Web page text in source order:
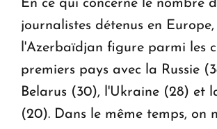
En ce qui concerne le nombre
journalistes détenus en Europe,
l'Azerbaïdjan figure parmi les
premiers pays avec la Russie
Belarus (30), l'Ukraine (28) et
(20). Dans le même temps, on